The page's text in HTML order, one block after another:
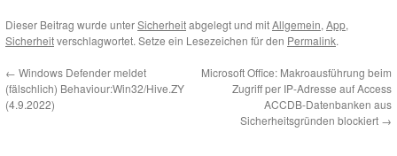
Dieser Beitrag wurde unterSicherheitabgelegt und mitAllgemein, App,
Sicherheitverschlagwortet. Setze ein Lesezeichen für den Permalink.
← Windows Defender meldet
(fälschlich) Behaviour:Win32/Hive.ZY
(4.9.2022)
Microsoft Office: Makroausführung beim
Zugriff per IP-Adresse auf Access
ACCDB-Datenbanken aus
Sicherheitsgründen blockiert →